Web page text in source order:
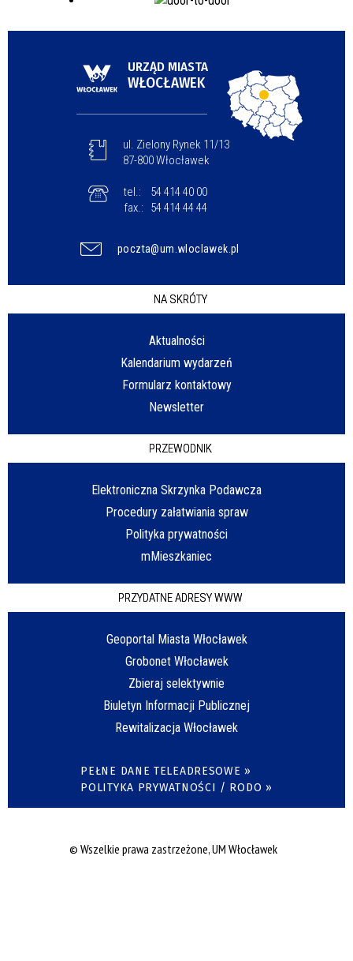
URZĄD MIASTA
WŁOCŁAWEK
ul. Zielony Rynek 11/13
87-800 Włocławek
tel.:
54 414 40 00
fax.:
54 414 44 44
poczta@um.wloclawek.pl
NA SKRÓTY
Aktualności
Kalendarium wydarzeń
Formularz kontaktowy
Newsletter
PRZEWODNIK
Elektroniczna Skrzynka Podawcza
Procedury załatwiania spraw
Polityka prywatności
mMieszkaniec
PRZYDATNE ADRESY WWW
Geoportal Miasta Włocławek
Grobonet Włocławek
Zbieraj selektywnie
Biuletyn Informacji Publicznej
Rewitalizacja Włocławek
PEŁNE DANE TELEADRESOWE »
POLITYKA PRYWATNOŚCI / RODO »
© Wszelkie prawa zastrzeżone, UM Włocławek